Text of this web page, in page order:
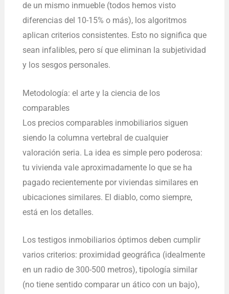
de un mismo inmueble (todos hemos visto
diferencias del 10-15% o más), los algoritmos
aplican criterios consistentes. Esto no significa que
sean infalibles, pero sí que eliminan la subjetividad
y los sesgos personales.
Metodología: el arte y la ciencia de los
comparables
Los precios comparables inmobiliarios siguen
siendo la columna vertebral de cualquier
valoración seria. La idea es simple pero poderosa:
tu vivienda vale aproximadamente lo que se ha
pagado recientemente por viviendas similares en
ubicaciones similares. El diablo, como siempre,
está en los detalles.
Los testigos inmobiliarios óptimos deben cumplir
varios criterios: proximidad geográfica (idealmente
en un radio de 300-500 metros), tipología similar
(no tiene sentido comparar un ático con un bajo),